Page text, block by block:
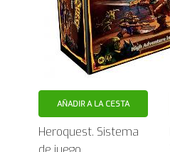
AÑADIR A LA CESTA
Heroquest. Sistema